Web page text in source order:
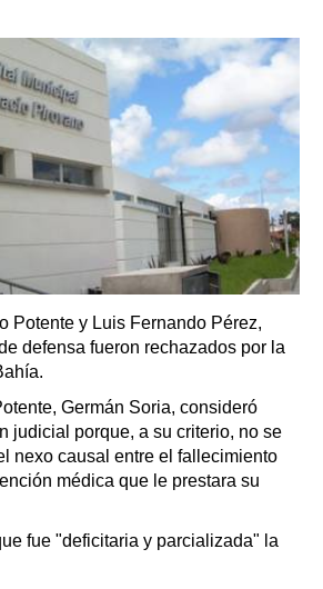
Potente y Luis Fernando Pérez,
defensa fueron rechazados por la
Germán Soria, consideró
judicial porque, a su criterio, no se
nexo causal entre el fallecimiento
médica que le prestara su
fue "deficitaria y parcializada" la